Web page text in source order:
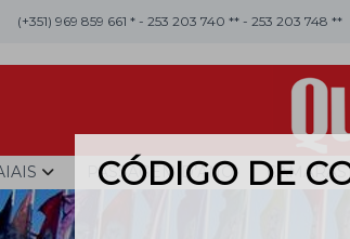
(+351) 969 859 661 * - 253 203 740 ** - 253 203 748 **
PASSAGEM D’ANO
CÓDIGO DE